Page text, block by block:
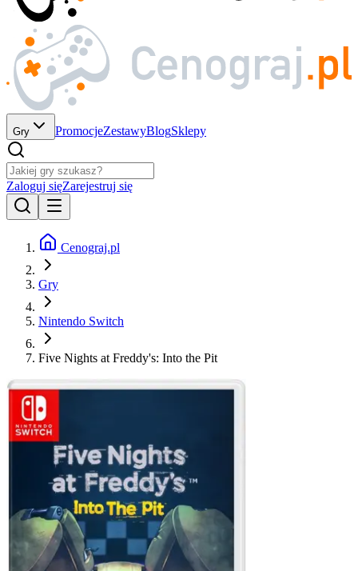
Gry PromocjeZestawyBlogSklepy
Zaloguj sięZarejestruj się
Cenograj.pl
Gry
Nintendo Switch
Five Nights at Freddy's: Into the Pit